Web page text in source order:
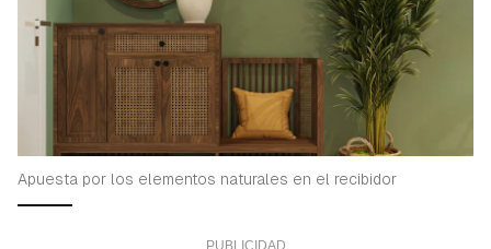
Guardar como favorito
Apuesta por los elementos naturales en el recibidor
Gracias por suscribirte a nuestro boletín.